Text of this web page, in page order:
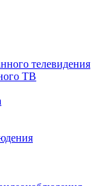
телевидения
ТВ